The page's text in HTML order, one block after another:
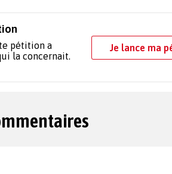
pétition a
la concernait.
Je lance ma